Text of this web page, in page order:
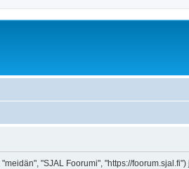
"SJAL Foorumi", "https://